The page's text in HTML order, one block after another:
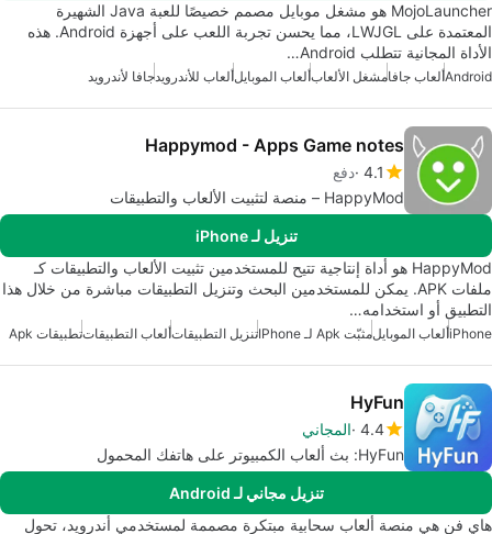
MojoLauncher هو مشغل موبايل مصمم خصيصًا للعبة Java الشهيرة
المعتمدة على LWJGL، مما يحسن تجربة اللعب على أجهزة Android. هذه
الأداة المجانية تتطلب Android…
Androidألعاب جافامشغل الألعابألعاب الموبايلألعاب للأندرويدجافا لأندرويد
Happymod - Apps Game notes
4.1 دفع
HappyMod – منصة لتثبيت الألعاب والتطبيقات
تنزيل لـ iPhone
HappyMod هو أداة إنتاجية تتيح للمستخدمين تثبيت الألعاب والتطبيقات كـ
ملفات APK. يمكن للمستخدمين البحث وتنزيل التطبيقات مباشرة من خلال هذا
التطبيق أو استخدامه…
iPhoneألعاب الموبايلمثبّت Apk لـ IPhone تنزيل التطبيقاتألعاب التطبيقاتتطبيقات Apk
HyFun
4.4 المجاني
HyFun: بث ألعاب الكمبيوتر على هاتفك المحمول
تنزيل مجاني لـ Android
هاي فن هي منصة ألعاب سحابية مبتكرة مصممة لمستخدمي أندرويد، تحول